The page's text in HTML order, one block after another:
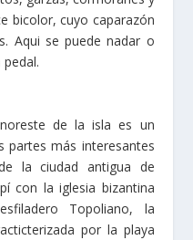
bicolor, cuyo caparazón
Aqui se puede nadar o
de la isla es un
partes más interesantes
la ciudad antigua de
con la iglesia bizantina
Topoliano, la
por la playa